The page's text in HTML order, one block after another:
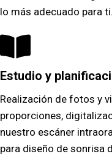
lo más adecuado para ti.
Estudio y
Realización de fotos y
proporciones,
nuestro escáner
para diseño de sonrisa